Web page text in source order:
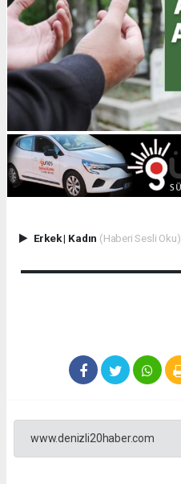
Erkek| Kadın (Haberi Sesli Oku)
www.denizli20haber.com